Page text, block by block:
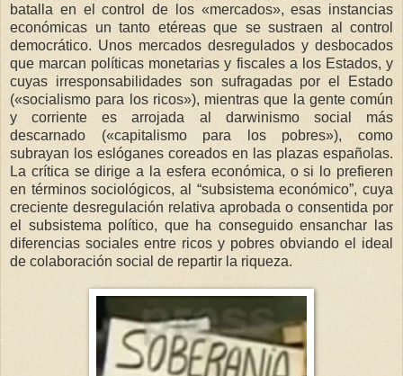
batalla en el control de los «mercados», esas instancias
económicas un tanto etéreas que se sustraen al control
democrático. Unos mercados desregulados y desbocados
que marcan políticas monetarias y fiscales a los Estados, y
cuyas irresponsabilidades son sufragadas por el Estado
(«socialismo para los ricos»), mientras que la gente común
y corriente es arrojada al darwinismo social más
descarnado («capitalismo para los pobres»), como
subrayan los eslóganes coreados en las plazas españolas.
La crítica se dirige a la esfera económica, o si lo prefieren
en términos sociológicos, al “subsistema económico”, cuya
creciente desregulación relativa aprobada o consentida por
el subsistema político, que ha conseguido ensanchar las
diferencias sociales entre ricos y pobres obviando el ideal
de colaboración social de repartir la riqueza.